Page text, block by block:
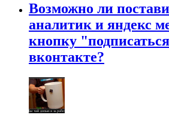
Возможно ли
аналитик и яндекс
кнопку
вконтакте?